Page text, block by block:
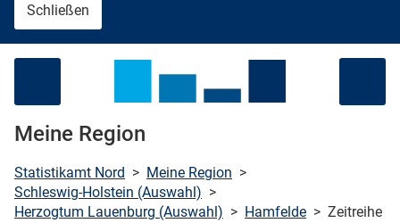
Schließen
Meine Region
Statistikamt Nord > Meine Region >
Schleswig-Holstein (Auswahl) >
Herzogtum Lauenburg (Auswahl) > Hamfelde > Zeitreihe